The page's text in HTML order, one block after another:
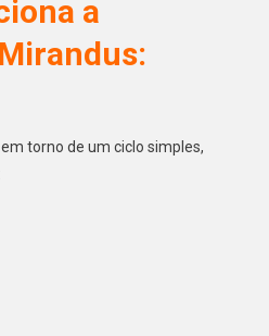
a
torno de um ciclo simples,